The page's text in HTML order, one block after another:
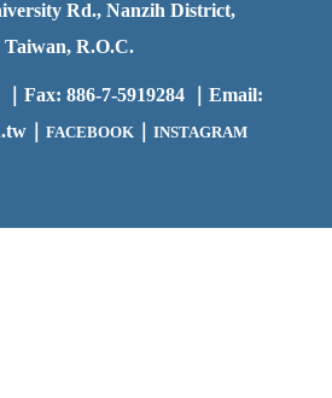
Rd., Nanzih District,
Taiwan, R.O.C.
｜Fax: 886-7-5919284 ｜Email:
w｜ FACEBOOK INSTAGRAM